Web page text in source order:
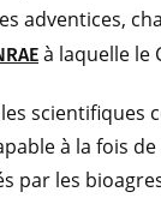
adventices,
à laquelle le
scientifiques
à la fois de
par les